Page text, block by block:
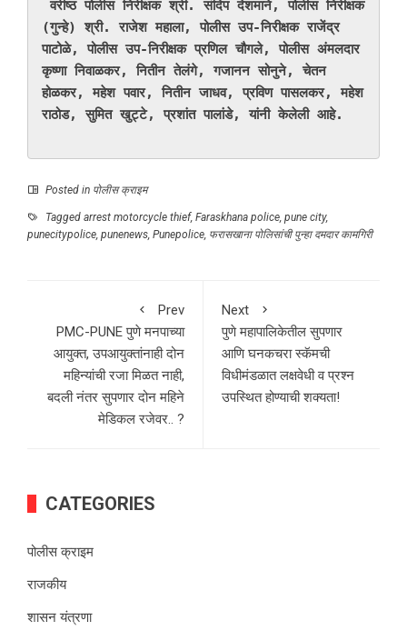
वरीष्ठ पोलीस निरीक्षक श्री. संदिप देशमाने, पोलीस निरीक्षक
(गुन्हे) श्री. राजेश महाला, पोलीस उप-निरीक्षक राजेंद्र
पाटोळे, पोलीस उप-निरीक्षक प्रणिल चौगले, पोलीस अंमलदार
कृष्णा निवाळकर, नितीन तेलंगे, गजानन सोनुने, चेतन
होळकर, महेश पवार, नितीन जाधव, प्रविण पासलकर, महेश
राठोड, सुमित खुट्टे, प्रशांत पालांडे, यांनी केलेली आहे.
Posted in पोलीस क्राइम
Tagged arrest motorcycle thief, Faraskhana police, pune city,
punecitypolice, punenews, Punepolice, फरासखाना पोलिसांची पुन्हा दमदार कामगिरी
Prev
PMC-PUNE पुणे मनपाच्या
आयुक्त, उपआयुक्तांनाही दोन
महिन्यांची रजा मिळत नाही,
बदली नंतर सुपणार दोन महिने
मेडिकल रजेवर.. ?
Next
पुणे महापालिकेतील सुपणार
आणि घनकचरा स्कॅमची
विधीमंडळात लक्षवेधी व प्रश्न
उपस्थित होण्याची शक्यता!
CATEGORIES
पोलीस क्राइम
राजकीय
शासन यंत्रणा